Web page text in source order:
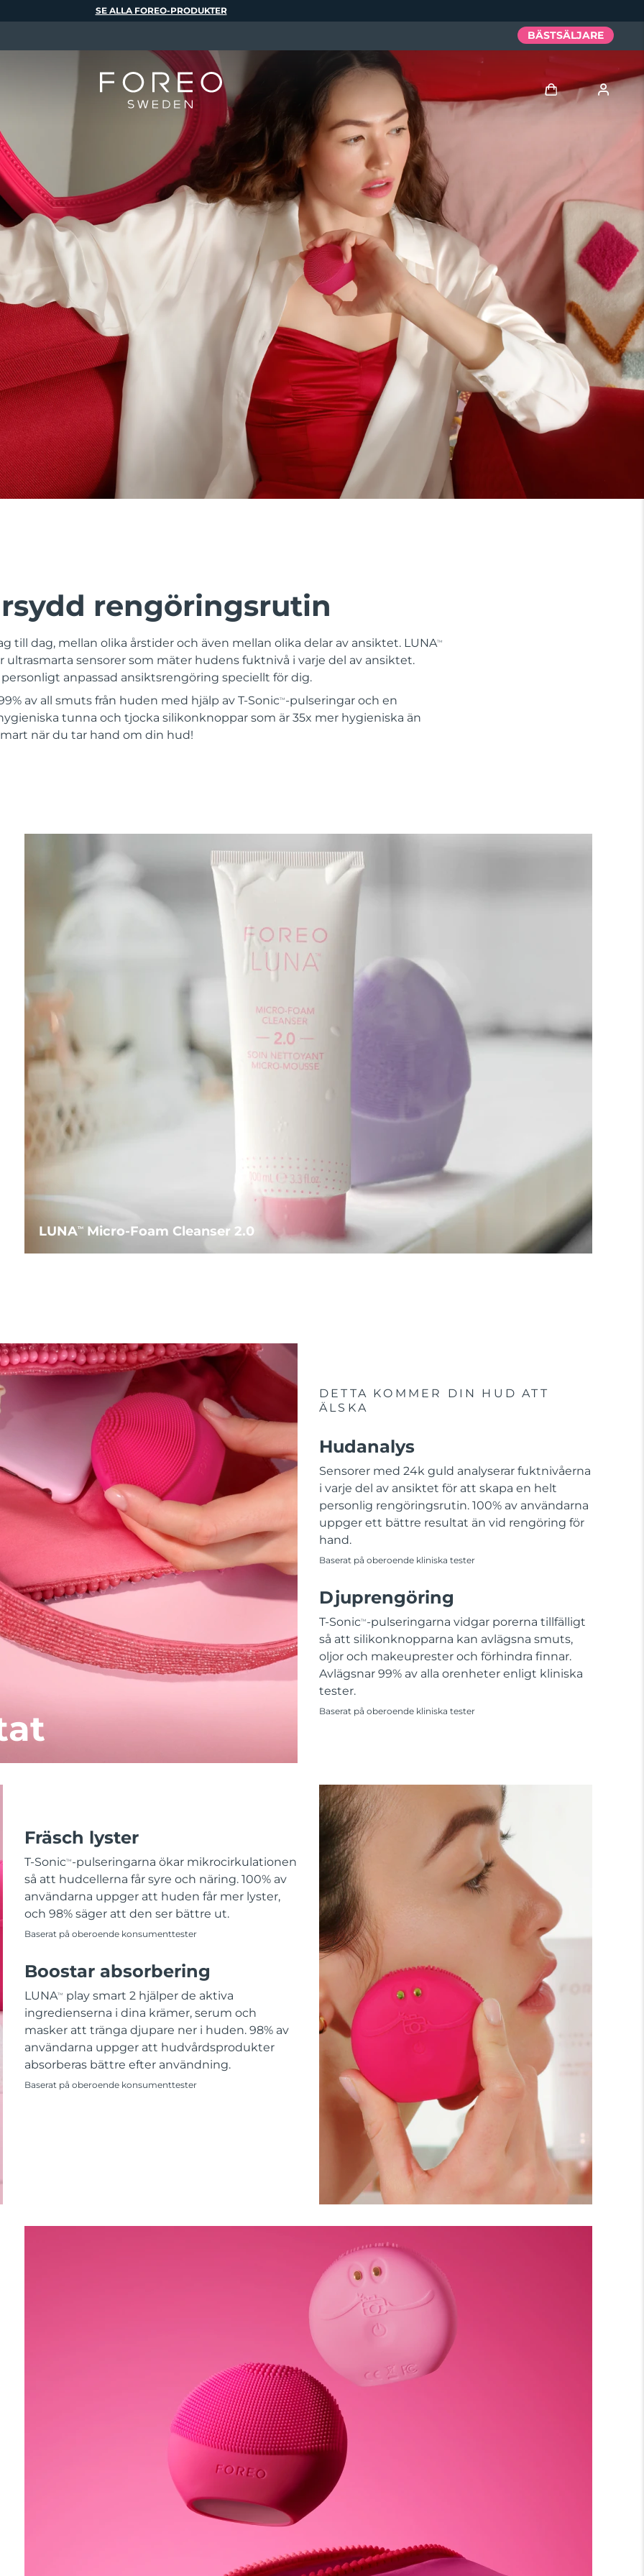
rengöringsrutin
till dag, mellan olika årstider och även mellan olika delar av ansiktet. LUNATM
ultrasmarta sensorer som mäter hudens fuktnivå i varje del av ansiktet.
anpassad ansiktsrengöring speciellt för dig.
av all smuts från huden med hjälp av T-SonicTM -pulseringar och en
tunna och tjocka silikonknoppar som är 35x mer hygieniska än
när du tar hand om din hud!
LUNATMMicro-Foam Cleanser 2.0
DETTA KOMMER DIN HUD ATT
ÄLSKA
Hudanalys
Sensorer med 24k guld analyserar fuktnivåerna
i varje del av ansiktet för att skapa en helt
personlig rengöringsrutin. 100% av användarna
uppger ett bättre resultat än vid rengöring för
hand.
Baserat på oberoende kliniska tester
Djuprengöring
T-SonicTM -pulseringarna vidgar porerna tillfälligt
så att silikonknopparna kan avlägsna smuts,
oljor och makeuprester och förhindra finnar.
Avlägsnar 99% av alla orenheter enligt kliniska
tester.
Baserat på oberoende kliniska tester
Fräsch lyster
T-SonicTM -pulseringarna ökar mikrocirkulationen
så att hudcellerna får syre och näring. 100% av
användarna uppger att huden får mer lyster,
och 98% säger att den ser bättre ut.
Baserat på oberoende konsumenttester
Boostar absorbering
LUNATM
play smart 2 hjälper de aktiva
ingredienserna i dina krämer, serum och
masker att tränga djupare ner i huden. 98% av
användarna uppger att hudvårdsprodukter
absorberas bättre efter användning.
Baserat på oberoende konsumenttester
SE ALLA FOREO-PRODUKTER
BÄSTSÄLJARE
Användarprofil
Mina enheter
Mina beställningar
Mina adresser
Mina prenumerationer